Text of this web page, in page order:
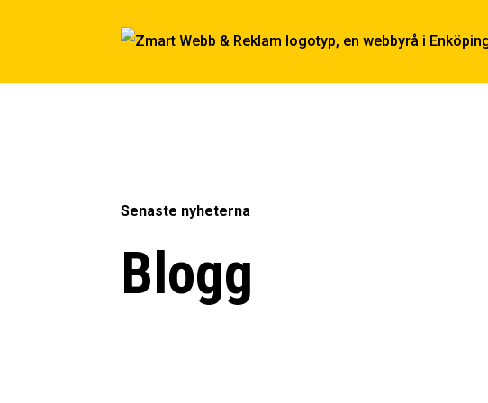
Senaste nyheterna
Blogg